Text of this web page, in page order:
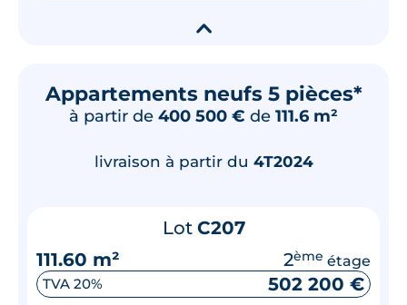
▾
Appartements neufs 5 pièces*
à partir de 400 500 € de 111.6 m²
livraison à partir du 4T2024
Lot C207
111.60 m²
2ème étage
TVA 20% 502 200 €